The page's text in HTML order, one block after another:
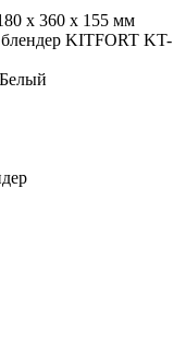
x 360 x 155 мм
KITFORT KT-
Белый